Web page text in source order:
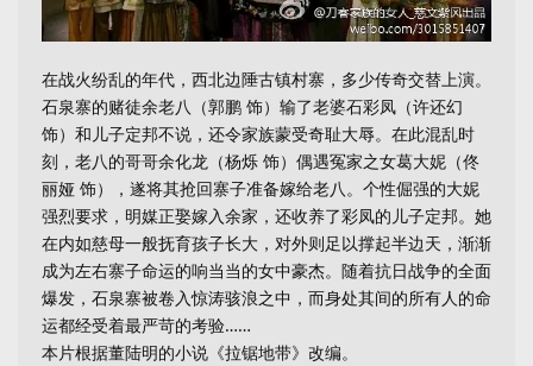
在战火纷乱的年代，西北边陲古镇村寨，多少传奇交替上演。
石泉寨的赌徒余老八（郭鹏 饰）输了老婆石彩凤（许还幻
饰）和儿子定邦不说，还令家族蒙受奇耻大辱。在此混乱时
刻，老八的哥哥余化龙（杨烁 饰）偶遇冤家之女葛大妮（佟
丽娅 饰），遂将其抢回寨子准备嫁给老八。个性倔强的大妮
强烈要求，明媒正娶嫁入余家，还收养了彩凤的儿子定邦。她
在内如慈母一般抚育孩子长大，对外则足以撑起半边天，渐渐
成为左右寨子命运的响当当的女中豪杰。随着抗日战争的全面
爆发，石泉寨被卷入惊涛骇浪之中，而身处其间的所有人的命
运都经受着最严苛的考验……
本片根据董陆明的小说《拉锯地带》改编。